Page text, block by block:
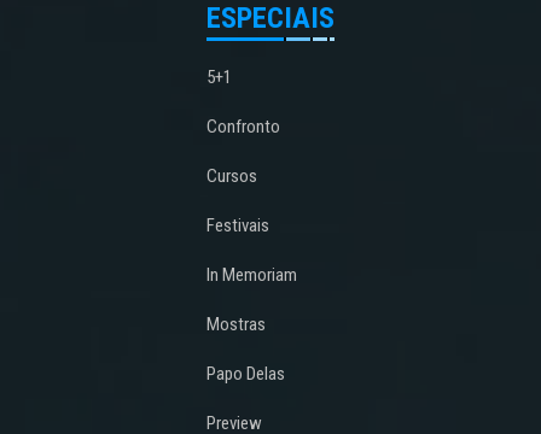
ESPECIAIS
5+1
Confronto
Cursos
Festivais
In Memoriam
Mostras
Papo Delas
Preview